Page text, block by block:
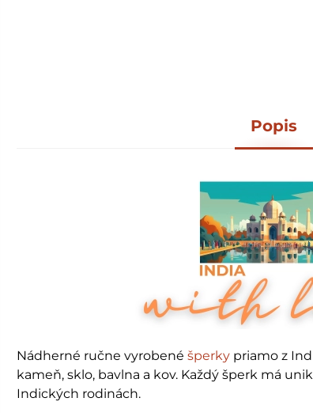
Popis
Nádherné ručne vyrobenéšperky priamo z
kameň, sklo, bavlna a kov. Každý šperk má
Indických rodinách.